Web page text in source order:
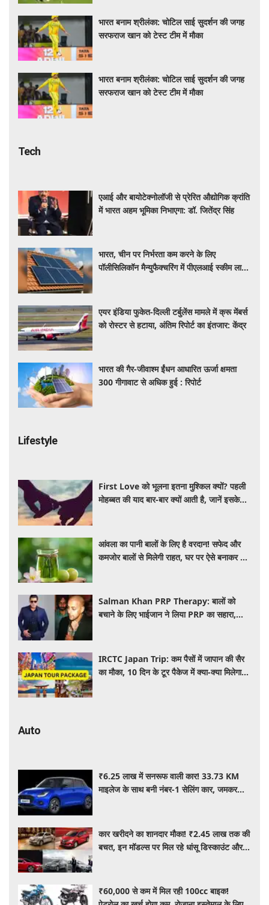
भारत बनाम श्रीलंका: चोटिल साई सुदर्शन की जगह
सरफराज खान को टेस्ट टीम में मौका
भारत बनाम श्रीलंका: चोटिल साई सुदर्शन की जगह
सरफराज खान को टेस्ट टीम में मौका
Tech
एआई और बायोटेक्नोलॉजी से प्रेरित औद्योगिक क्रांति
में भारत अहम भूमिका निभाएगा: डॉ. जितेंद्र सिंह
भारत, चीन पर निर्भरता कम करने के लिए
पॉलीसिलिकॉन मैन्युफैक्चरिंग में पीएलआई स्कीम लाने
एयर इंडिया फुकेत-दिल्ली टर्बुलेंस मामले में क्रू मेंबर्स
को रोस्टर से हटाया, अंतिम रिपोर्ट का इंतजार: केंद्र
भारत की गैर-जीवाश्म ईंधन आधारित ऊर्जा क्षमता
300 गीगावाट से अधिक हुई : रिपोर्ट
Lifestyle
First Love को भूलना इतना मुश्किल क्यों? पहली
मोहब्बत की याद बार-बार क्यों आती है, जानें इसके
आंवला का पानी बालों के लिए है वरदान! सफेद और
कमजोर बालों से मिलेगी राहत, घर पर ऐसे बनाकर करें
Salman Khan PRP Therapy: बालों को
बचाने के लिए भाईजान ने लिया PRP का सहारा,
IRCTC Japan Trip: कम पैसों में जापान की सैर
का मौका, 10 दिन के टूर पैकेज में क्या-क्या मिलेगा?
Auto
₹6.25 लाख में सनरूफ वाली कार! 33.73 KM
माइलेज के साथ बनी नंबर-1 सेलिंग कार, जमकर
कार खरीदने का शानदार मौका! ₹2.45 लाख तक की
बचत, इन मॉडल्स पर मिल रहे धांसू डिस्काउंट और
₹60,000 से कम में मिल रही 100cc बाइक!